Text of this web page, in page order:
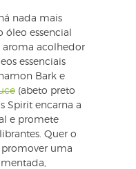
nada mais
essencial
aroma acolhedor
essenciais
Bark e
(abeto preto
Spirit encarna a
e promete
Quer o
uma